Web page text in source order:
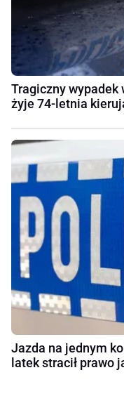
Tragiczny wypadek
żyje 74-letnia
Jazda na jednym
latek stracił prawo